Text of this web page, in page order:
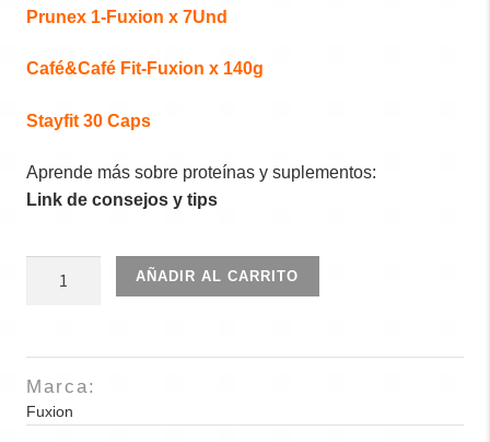
Prunex 1-Fuxion x 7Und
Café&Café Fit-Fuxion x 140g
Stayfit 30 Caps
Aprende más sobre proteínas y suplementos:
Link de consejos y tips
7Und
cantidad
AÑADIR AL CARRITO
Marca:
Fuxion